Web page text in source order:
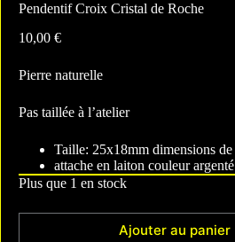
Pendentif Croix Cristal de Roche
10,00 €
Pierre naturelle
Pas taillée à l’atelier
Taille: 25x18mm dimensions
attache en laiton couleur argenté
Plus que 1 en stock
Ajouter au panier